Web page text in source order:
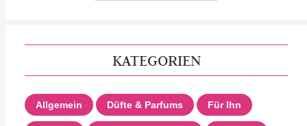
KATEGORIEN
Allgemein Düfte & Parfums Für Ihn